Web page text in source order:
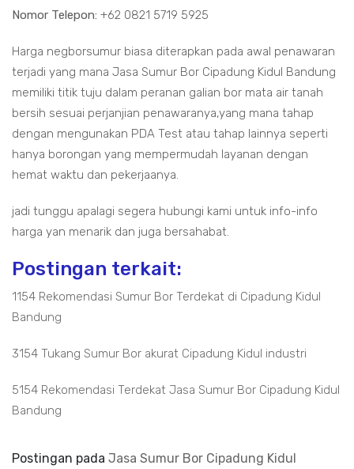
Nomor Telepon: +62 0821 5719 5925
Harga negborsumur biasa diterapkan pada awal penawaran
terjadi yang mana Jasa Sumur Bor Cipadung Kidul Bandung
memiliki titik tuju dalam peranan galian bor mata air tanah
bersih sesuai perjanjian penawaranya,yang mana tahap
dengan mengunakan PDA Test atau tahap lainnya seperti
hanya borongan yang mempermudah layanan dengan
hemat waktu dan pekerjaanya.
jadi tunggu apalagi segera hubungi kami untuk info-info
harga yan menarik dan juga bersahabat.
Postingan terkait:
1154 Rekomendasi Sumur Bor Terdekat di Cipadung Kidul
Bandung
3154 Tukang Sumur Bor akurat Cipadung Kidul industri
5154 Rekomendasi Terdekat Jasa Sumur Bor Cipadung Kidul
Bandung
Postingan pada Jasa Sumur Bor Cipadung Kidul